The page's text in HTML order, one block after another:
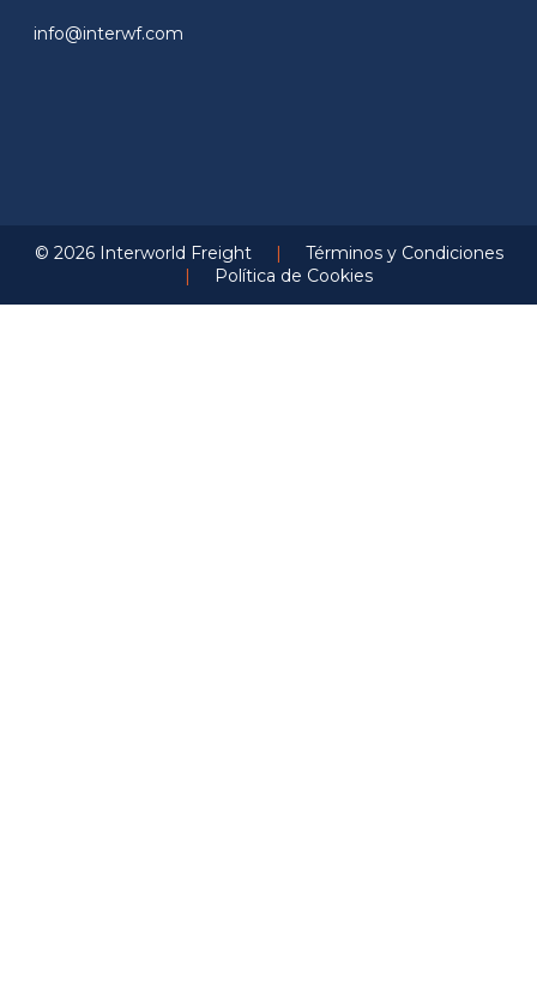
info@interwf.com
© 2026 Interworld Freight
Términos y Condiciones
Política de Cookies